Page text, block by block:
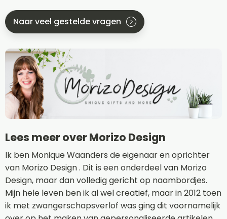
Naar veel gestelde vragen
Lees meer over Morizo Design
Ik ben Monique Waanders de eigenaar en oprichter
van Morizo Design . Dit is een onderdeel van Morizo
Design, maar dan volledig gericht op naambordjes.
Mijn hele leven ben ik al wel creatief, maar in 2012 toen
ik met zwangerschapsverlof was ging dit voornamelijk